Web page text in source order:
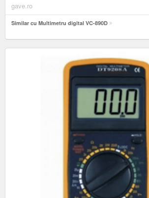
gave.ro
Similar cu Multimetru digital VC-890D